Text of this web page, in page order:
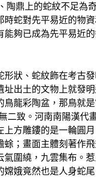
陶鼎上的蛇紋不足為
時蛇對先平易近的物
夠已成為先平易近的
形狀、蛇紋飾在考古
址出土的文物上就發
鳥龍彩陶盆，那鳥就是
二致。河南南陽漢代
上方雕鏤的是一輪圓月
蜍；畫面主體刻著作
氣圍繞，九雲集布。
嫦娥竟然也是人身蛇尾